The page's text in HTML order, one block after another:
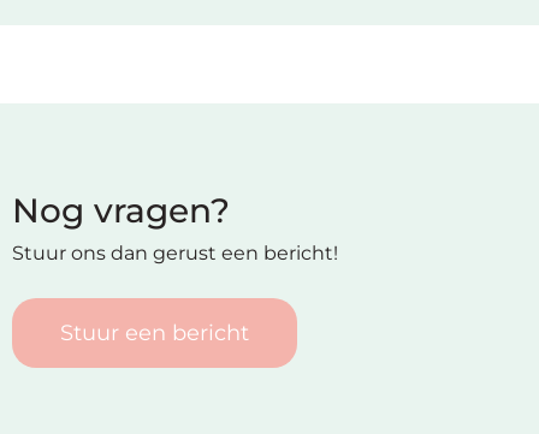
Nog vragen?
Stuur ons dan gerust een bericht!
Stuur een bericht